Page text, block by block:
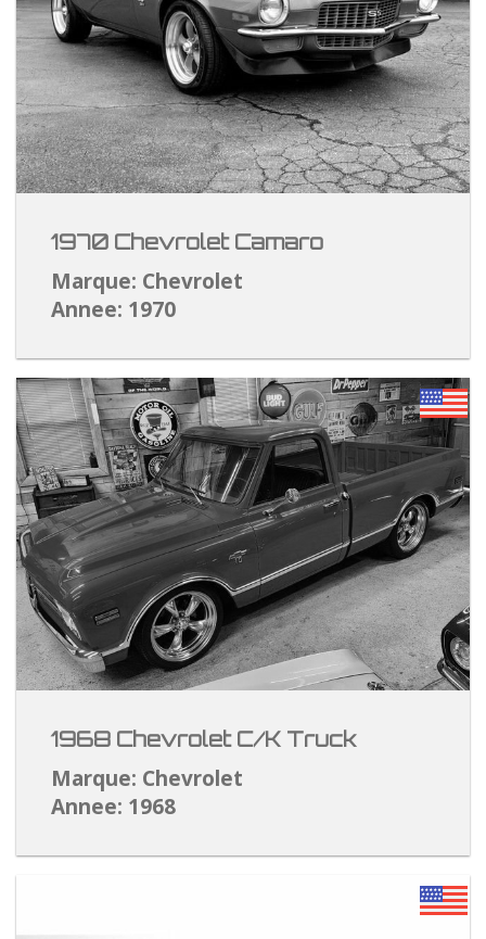
1970 Chevrolet Camaro
Marque: Chevrolet
Annee: 1970
1968 Chevrolet C/K Truck
Marque: Chevrolet
Annee: 1968